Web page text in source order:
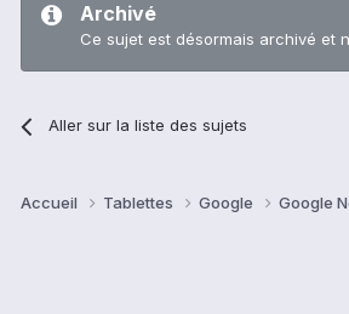
Archivé
Ce sujet est désormais archivé et
Aller sur la liste des sujets
Accueil Tablettes Google Google